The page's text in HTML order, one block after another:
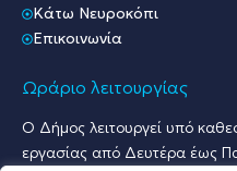
Κάτω Νευροκόπι
Επικοινωνία
Ωράριο λειτουργίας
Ο Δήμος λειτουργεί υπό
εργασίας από Δευτέρα έως